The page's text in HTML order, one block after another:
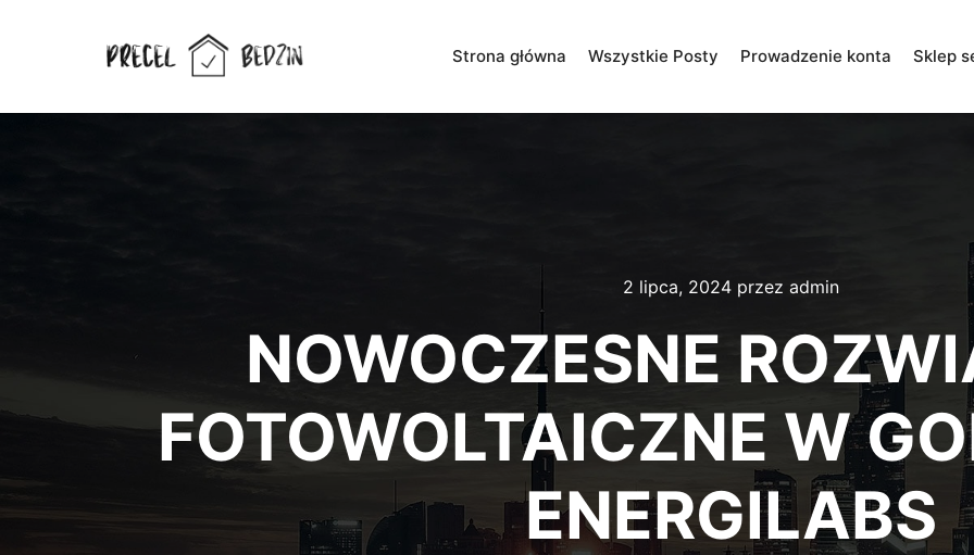
Strona główna Wszystkie Posty Prowadzenie konta Sklep
2 lipca, 2024przez admin
NOWOCZESNE
FOTOWOLTAICZNE W
ENERGILABS